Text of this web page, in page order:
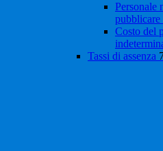
Personale
Costo del
Tassi di assenza